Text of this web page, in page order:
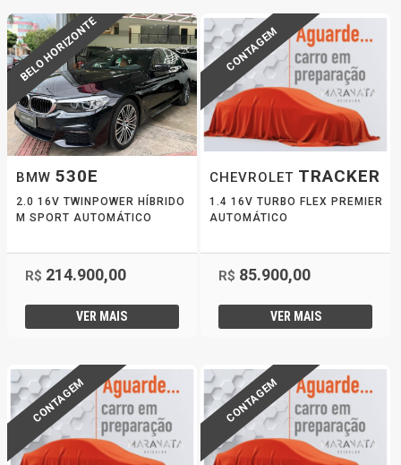
BELO HORIZONTE
BMW 530E
2.0 16V TWINPOWER HÍBRIDO
M SPORT AUTOMÁTICO
R$ 214.900,00
VER MAIS
CONTAGEM
CHEVROLET TRACKER
1.4 16V TURBO FLEX PREMIER
AUTOMÁTICO
R$ 85.900,00
VER MAIS
CONTAGEM CONTAGEM